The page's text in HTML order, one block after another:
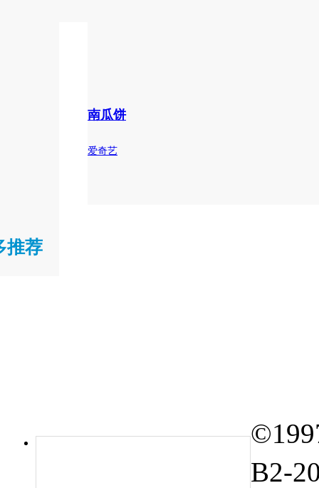
南瓜饼
爱奇艺
推荐
©
B2-